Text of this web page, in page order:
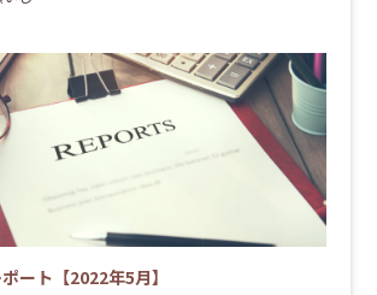
ート【2022年5月】